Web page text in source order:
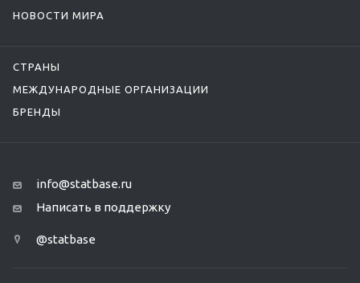
НОВОСТИ МИРА
СТРАНЫ
МЕЖДУНАРОДНЫЕ ОРГАНИЗАЦИИ
БРЕНДЫ
info@statbase.ru
Написать в поддержку
@statbase